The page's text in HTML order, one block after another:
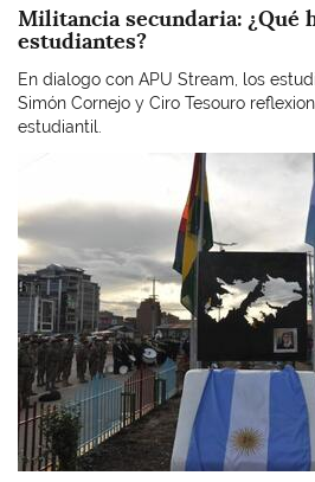
Militancia secundaria: ¿Qué
estudiantes?
En dialogo con APU Stream, los
Simón Cornejo y Ciro Tesouro
estudiantil.